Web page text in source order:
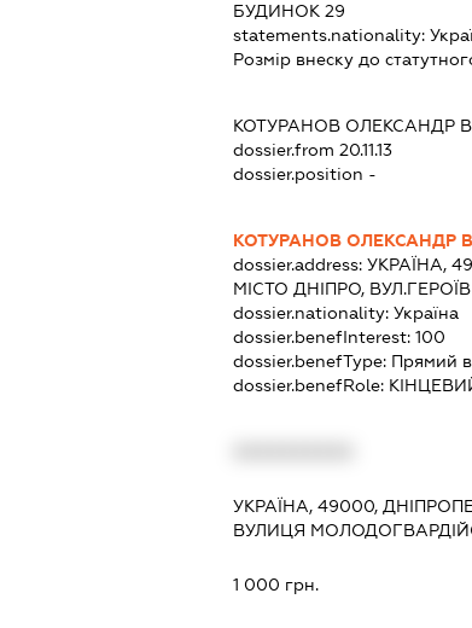
БУДИНОК 29
statements.nationality:
Розмір внеску до
КОТУРАНОВ ОЛЕКСАНДР
dossier.from 20.11.13
dossier.position -
КОТУРАНОВ ОЛЕКСАНДР
dossier.address: УКРАЇНА,
МІСТО ДНІПРО,
dossier.nationality: Україна
dossier.benefInterest: 100
dossier.benefType: Прямий
dossier.benefRole:
УКРАЇНА, 49000,
ВУЛИЦЯ
1 000 грн.